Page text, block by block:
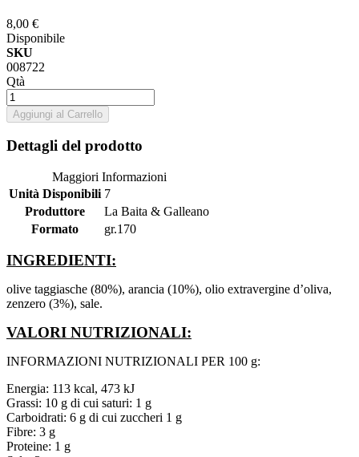
8,00 €
Disponibile
SKU
008722
Qtà
Aggiungi al Carrello
Dettagli del prodotto
Maggiori Informazioni
Unità Disponibili 7
Produttore
La Baita & Galleano
Formato
gr.170
INGREDIENTI:
olive taggiasche (80%), arancia (10%), olio extravergine d’oliva,
zenzero (3%), sale.
VALORI NUTRIZIONALI:
INFORMAZIONI NUTRIZIONALI PER 100 g:
Energia: 113 kcal, 473 kJ
Grassi: 10 g di cui saturi: 1 g
Carboidrati: 6 g di cui zuccheri 1 g
Fibre: 3 g
Proteine: 1 g